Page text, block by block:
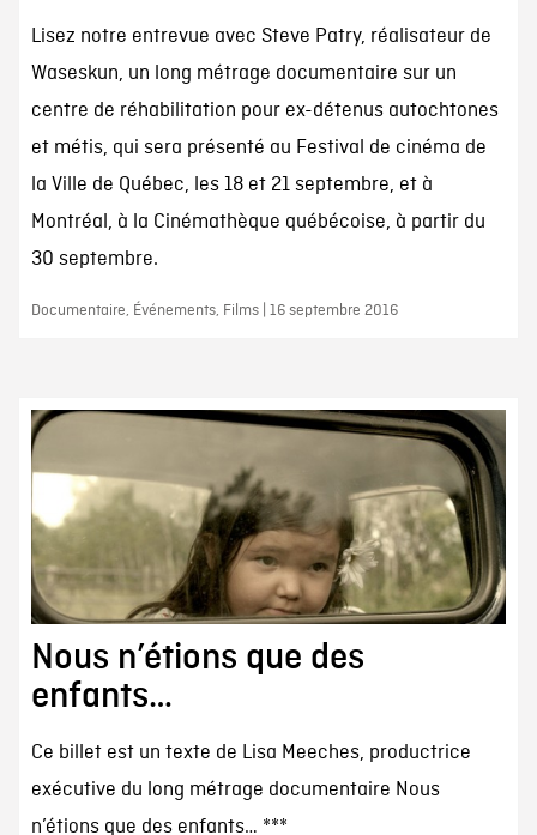
Lisez notre entrevue avec Steve Patry, réalisateur de
Waseskun, un long métrage documentaire sur un
centre de réhabilitation pour ex-détenus autochtones
et métis, qui sera présenté au Festival de cinéma de
la Ville de Québec, les 18 et 21 septembre, et à
Montréal, à la Cinémathèque québécoise, à partir du
30 septembre.
Documentaire, Événements, Films | 16 septembre 2016
Nous n’étions que des
enfants…
Ce billet est un texte de Lisa Meeches, productrice
exécutive du long métrage documentaire Nous
n’étions que des enfants… ***